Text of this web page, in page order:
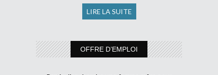
LIRE LA SUITE
OFFRE D’EMPLOI